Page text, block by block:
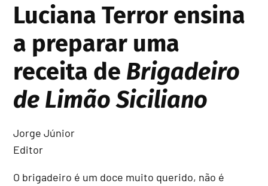
Luciana Terror ensina
a preparar uma
receita de Brigadeiro
de Limão Siciliano
Jorge Júnior
Editor
O brigadeiro é um doce muito querido, não é